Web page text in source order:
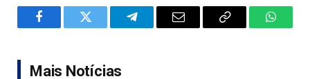
FacebookTwitter TelegramEmail
Copy
Mais Notícias